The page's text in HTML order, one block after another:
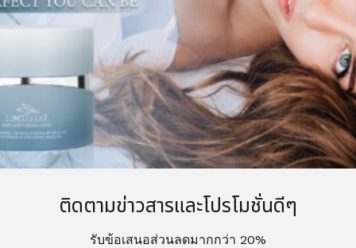
Scroll Down
ติดตามข่าวสารและโปรโมชั่นดีๆ
รับข้อเสนอส่วนลดมากกว่า 20%